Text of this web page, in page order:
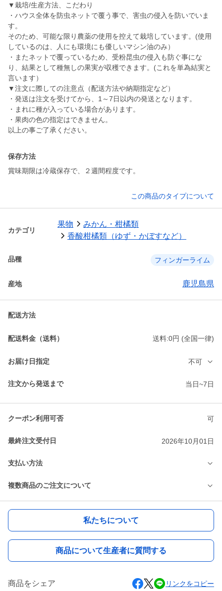
▼栽培/生産方法、こだわり
・ハウス全体を防虫ネットで覆う事で、害虫の侵入を防いでいま
す。
そのため、可能な限り農薬の使用を控えて栽培しています。(使用
しているのは、人にも環境にも優しいマシン油のみ）
・またネットで覆っているため、受粉昆虫の侵入も防ぐ事にな
り、結果として種無しの果実が収穫できます。(これを単為結実と
言います）
▼注文に際しての注意点（配送方法や納期指定など）
・発送は注文を受けてから、1～7日以内の発送となります。
・まれに種が入っている場合があります。
・果肉の色の指定はできません。
以上の事ご了承ください。
保存方法
賞味期限は冷蔵保存で、２週間程度です。
この商品のタイプについて
カテゴリ
果物
みかん・柑橘類
香酸柑橘類（ゆず・かぼすなど）
品種 フィンガーライム
産地 鹿児島県
配送方法
配送料金（送料） 送料:0円 (全国一律)
お届け日指定 不可
注文から発送まで 当日~7日
クーポン利用可否 可
最終注文受付日 2026年10月01日
支払い方法
複数商品のご注文について
私たちについて
商品について生産者に質問する
商品をシェア リンクをコピー